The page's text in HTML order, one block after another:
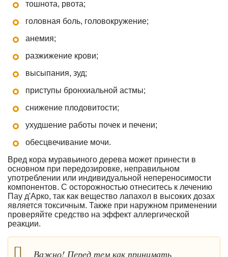
тошнота, рвота;
головная боль, головокружение;
анемия;
разжижение крови;
высыпания, зуд;
приступы бронхиальной астмы;
снижение плодовитости;
ухудшение работы почек и печени;
обесцвечивание мочи.
Вред кора муравьиного дерева может принести в
основном при передозировке, неправильном
употреблении или индивидуальной непереносимости
компонентов. С осторожностью отнеситесь к лечению
Пау д'Арко, так как вещество лапахол в высоких дозах
является токсичным. Также при наружном применении
проверяйте средство на эффект аллергической
реакции.
Важно! Перед тем как принимать